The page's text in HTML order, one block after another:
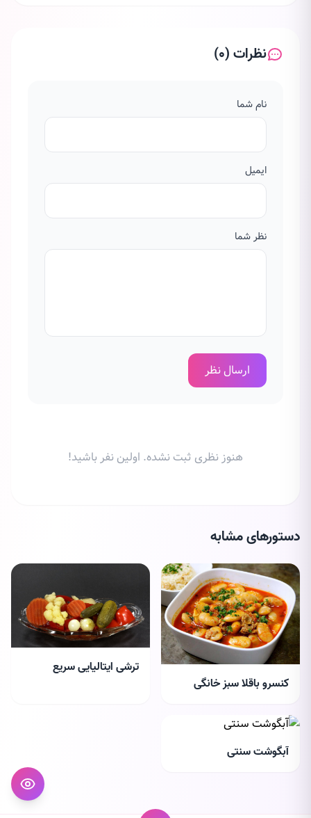
نظرات (0)
نام شما
ایمیل
نظر شما
ارسال نظر
هنوز نظری ثبت نشده. اولین نفر باشید!
دستورهای مشابه
کنسرو باقلا سبز خانگی
ترشی ایتالیایی سریع
آبگوشت سنتی